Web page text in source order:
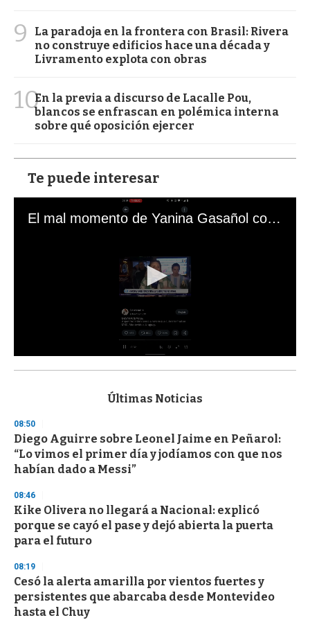
9
La paradoja en la frontera con Brasil: Rivera
no construye edificios hace una década y
Livramento explota con obras
10En la previa a discurso de Lacalle Pou,
blancos se enfrascan en polémica interna
sobre qué oposición ejercer
Te puede interesar
El mal momento de Yanina Gasañol con un hincha argentino en "Subrayado"
s
d
s
o
3
s
e
c
o
n
d
Últimas Noticias
08:50
Diego Aguirre sobre Leonel Jaime en Peñarol:
“Lo vimos el primer día y jodíamos con que nos
habían dado a Messi”
08:46
Kike Olivera no llegará a Nacional: explicó
porque se cayó el pase y dejó abierta la puerta
para el futuro
08:19
Cesó la alerta amarilla por vientos fuertes y
persistentes que abarcaba desde Montevideo
hasta el Chuy